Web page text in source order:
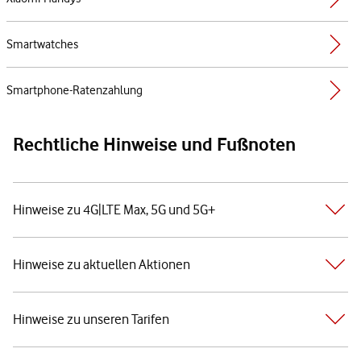
Smartwatches
Smartphone-Ratenzahlung
Rechtliche Hinweise und Fußnoten
Hinweise zu 4G|LTE Max, 5G und 5G+
Hinweise zu aktuellen Aktionen
Hinweise zu unseren Tarifen